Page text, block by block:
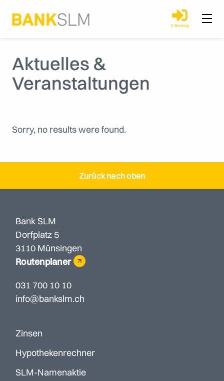
Aktuelles &
Veranstaltungen
Sorry, no results were found.
Zurück nach oben
Bank SLM
Dorfplatz 5
3110 Münsingen
Routenplaner
031 700 10 10
info@bankslm.ch
Zinsen
Hypothekenrechner
SLM-Namenaktie